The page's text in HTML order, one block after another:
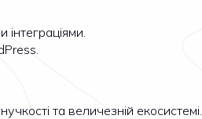
та величезній екосистемі.